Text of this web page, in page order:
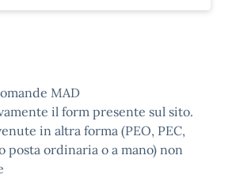
MAD
il form presente sul sito.
in altra forma (PEO, PEC,
posta ordinaria o a mano) non